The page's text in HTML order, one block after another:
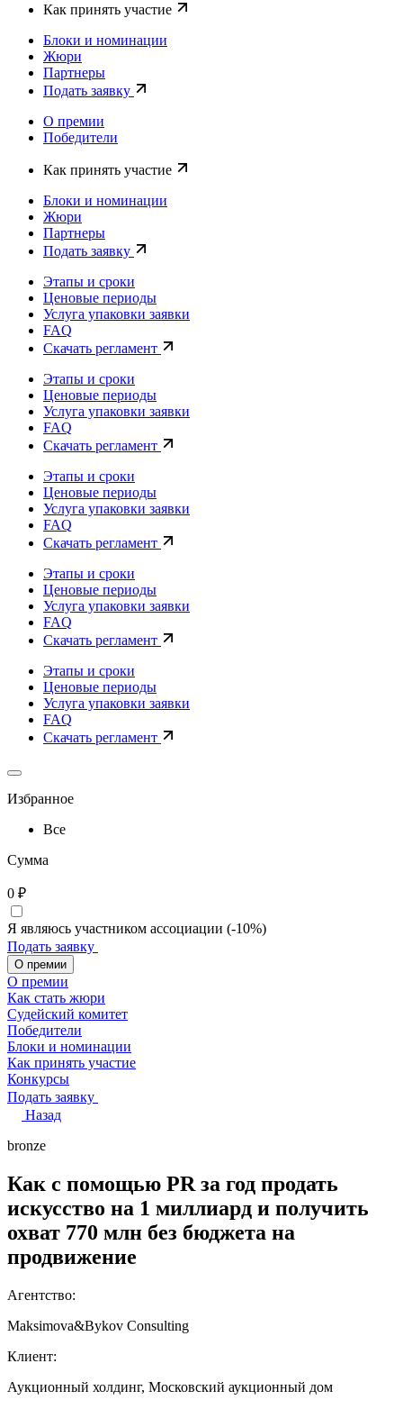
Как принять участие
Блоки и номинации
Жюри
Партнеры
Подать заявку
О премии
Победители
Как принять участие
Блоки и номинации
Жюри
Партнеры
Подать заявку
Этапы и сроки
Ценовые периоды
Услуга упаковки заявки
FAQ
Скачать регламент
Этапы и сроки
Ценовые периоды
Услуга упаковки заявки
FAQ
Скачать регламент
Этапы и сроки
Ценовые периоды
Услуга упаковки заявки
FAQ
Скачать регламент
Этапы и сроки
Ценовые периоды
Услуга упаковки заявки
FAQ
Скачать регламент
Этапы и сроки
Ценовые периоды
Услуга упаковки заявки
FAQ
Скачать регламент
Избранное
Все
Сумма
0 ₽
Я являюсь участником ассоциации (-10%)
Подать заявку
О премии
О премии
Как стать жюри
Судейский комитет
Победители
Блоки и номинации
Как принять участие
Конкурсы
Подать заявку
Назад
bronze
Как с помощью PR за год продать
искусство на 1 миллиард и получить
охват 770 млн без бюджета на
продвижение
Агентство:
Maksimova&Bykov Consulting
Клиент:
Аукционный холдинг, Московский аукционный дом